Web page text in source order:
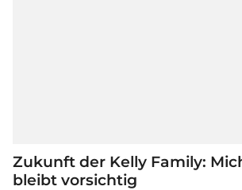
Zukunft der Kelly Family:
bleibt vorsichtig